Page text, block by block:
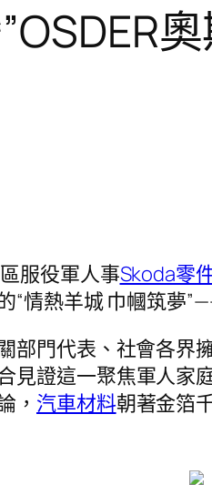
服役軍人事Skoda零
情熱羊城 巾幗筑夢
部門代表、社會各界
見證這一聚焦軍人家
， 汽車材料朝著金箔